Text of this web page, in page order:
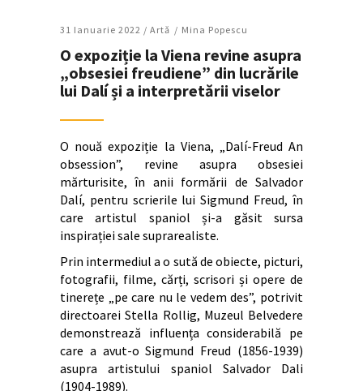
31 Ianuarie 2022 / Artǎ Mina Popescu
O expoziție la Viena revine asupra
„obsesiei freudiene” din lucrările
lui Dalí și a interpretării viselor
O nouă expoziție la Viena, „Dalí-Freud An
obsession”, revine asupra obsesiei
mărturisite, în anii formării de Salvador
Dalí, pentru scrierile lui Sigmund Freud, în
care artistul spaniol și-a găsit sursa
inspirației sale suprarealiste.
Prin intermediul a o sută de obiecte, picturi,
fotografii, filme, cărți, scrisori și opere de
tinerețe „pe care nu le vedem des”, potrivit
directoarei Stella Rollig, Muzeul Belvedere
demonstrează influența considerabilă pe
care a avut-o Sigmund Freud (1856-1939)
asupra artistului spaniol Salvador Dali
(1904-1989).